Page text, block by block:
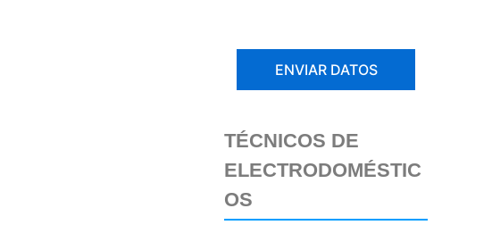
TÉCNICOS DE
ELECTRODOMÉSTIC
OS